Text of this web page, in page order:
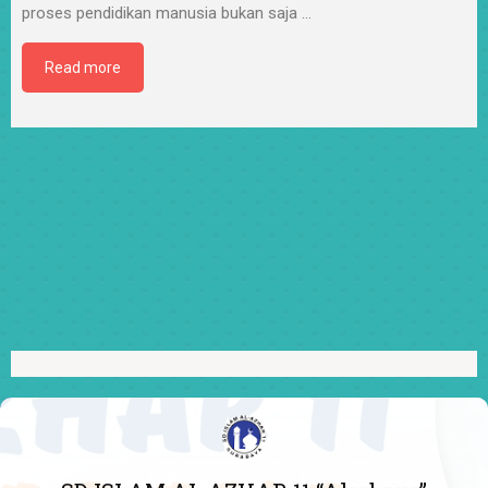
proses pendidikan manusia bukan saja …
Read more